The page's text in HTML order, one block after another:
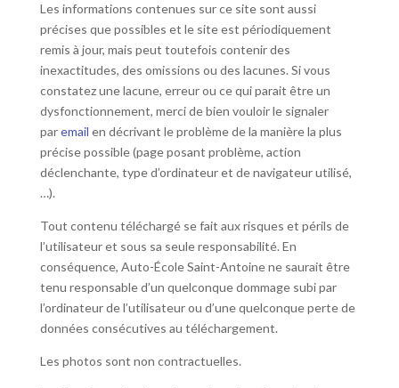
Les informations contenues sur ce site sont aussi
précises que possibles et le site est périodiquement
remis à jour, mais peut toutefois contenir des
inexactitudes, des omissions ou des lacunes. Si vous
constatez une lacune, erreur ou ce qui parait être un
dysfonctionnement, merci de bien vouloir le signaler
paremail en décrivant le problème de la manière la plus
précise possible (page posant problème, action
déclenchante, type d’ordinateur et de navigateur utilisé,
…).
Tout contenu téléchargé se fait aux risques et périls de
l’utilisateur et sous sa seule responsabilité. En
conséquence, Auto-École Saint-Antoine ne saurait être
tenu responsable d’un quelconque dommage subi par
l’ordinateur de l’utilisateur ou d’une quelconque perte de
données consécutives au téléchargement.
Les photos sont non contractuelles.